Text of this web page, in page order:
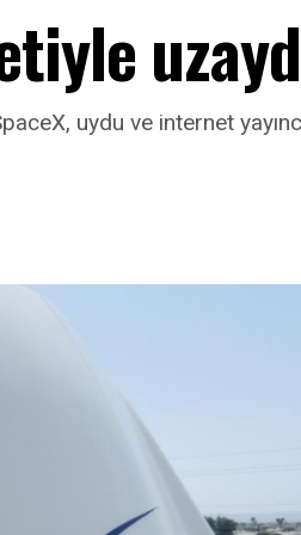
uydu ve internet